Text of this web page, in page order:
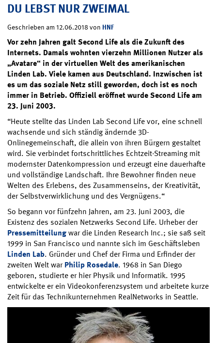
DU LEBST NUR ZWEIMAL
Geschrieben am 12.06.2018 von HNF
Vor zehn Jahren galtSecond Lifeals die Zukunft des
Internets. Damals wohnten vierzehn Millionen Nutzer als
„Avatare“ in der virtuellen Welt des amerikanischen
Linden Lab. Viele kamen aus Deutschland. Inzwischen ist
es um das soziale Netz still geworden, doch ist es noch
immer in Betrieb. Offiziell eröffnet wurde Second Life am
23. Juni 2003.
“Heute stellte das Linden Lab Second Life vor, eine schnell
wachsende und sich ständig ändernde 3D-
Onlinegemeinschaft, die allein von ihren Bürgern gestaltet
wird. Sie verbindet fortschrittliches Echtzeit-Streaming mit
modernster Datenkompression und erzeugt eine dauerhafte
und vollständige Landschaft. Ihre Bewohner finden neue
Welten des Erlebens, des Zusammenseins, der Kreativität,
der Selbstverwirklichung und des Vergnügens.“
So begann vor fünfzehn Jahren, am 23. Juni 2003, die
Existenz des sozialen Netzwerks Second Life. Urheber der
Pressemitteilungwar die Linden Research Inc.; sie saß seit
1999 in San Francisco und nannte sich im Geschäftsleben
Linden Lab. Gründer und Chef der Firma und Erfinder der
zweiten Welt warPhilip Rosedale. 1968 in San Diego
geboren, studierte er hier Physik und Informatik. 1995
entwickelte er ein Videokonferenzsystem und arbeitete kurze
Zeit für das Technikunternehmen RealNetworks in Seattle.